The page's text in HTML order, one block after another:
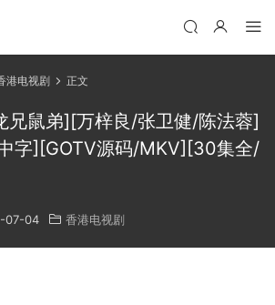
港电视剧 正文
兄鼠弟][万梓良/张卫健/陈法蓉]
字][GOTV源码/MKV][30集全/
07-04 香港电视剧